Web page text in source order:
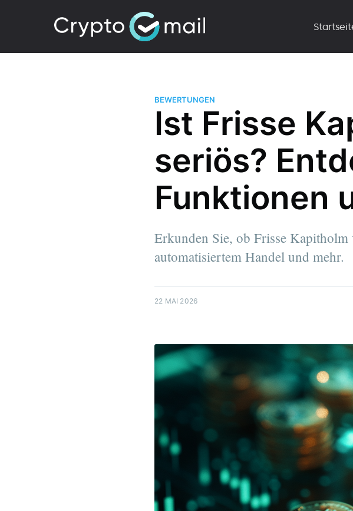
BEWERTUNGEN
Ist Frisse
seriös?
Funktionen
Erkunden Sie, ob Frisse
automatisiertem Handel und mehr.
22 MAI 2026